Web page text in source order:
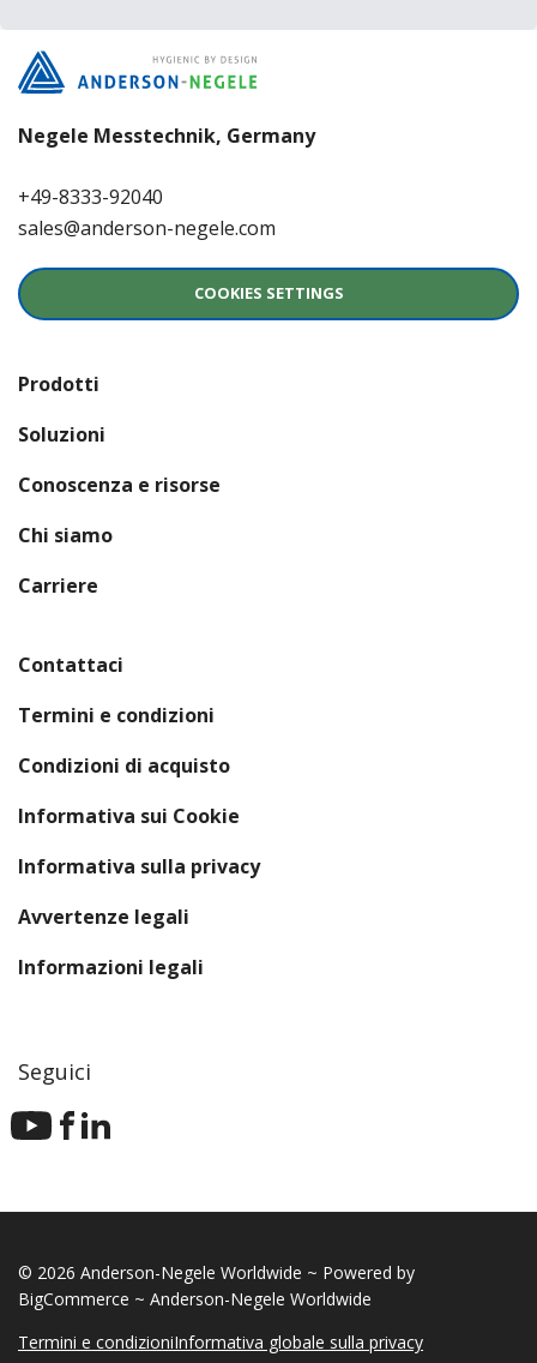
Negele Messtechnik, Germany
+49-8333-92040
sales@anderson-negele.com
COOKIES SETTINGS
Prodotti
Soluzioni
Conoscenza e risorse
Chi siamo
Carriere
Contattaci
Termini e condizioni
Condizioni di acquisto
Informativa sui Cookie
Informativa sulla privacy
Avvertenze legali
Informazioni legali
Seguici
© 2026 Anderson-Negele Worldwide ~ Powered by
BigCommerce ~ Anderson-Negele Worldwide
Termini e condizioniInformativa globale sulla privacy